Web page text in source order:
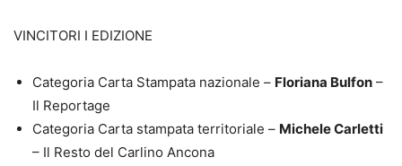
VINCITORI I EDIZIONE
Categoria Carta Stampata nazionale – Floriana Bulfon –
Il Reportage
Categoria Carta stampata territoriale – Michele Carletti
– Il Resto del Carlino Ancona